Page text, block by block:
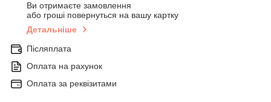
Ви отримаєте замовлення
або гроші повернуться на вашу картку
Детальніше
Післяплата
Оплата на рахунок
Оплата за реквізитами